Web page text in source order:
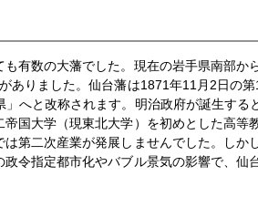
有数の大藩でした。現在の岩手県南部か
ありました。仙台藩は1871年11月2日の
へと改称されます。明治政府が誕生する
国大学（現東北大学）を初めとした高等
第二次産業が発展しませんでした。しか
令指定都市化やバブル景気の影響で、仙